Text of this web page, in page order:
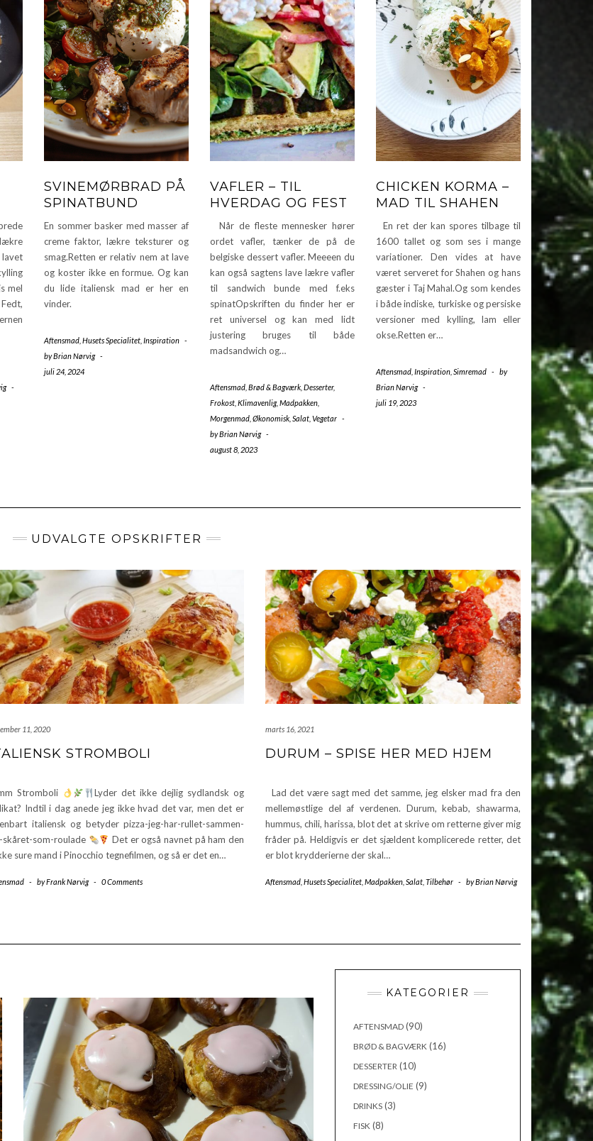
mel
-
SVINEMØRBRAD PÅ
SPINATBUND
En sommer basker med masser af
creme faktor, lækre teksturer og
smag.Retten er relativ nem at lave
og koster ikke en formue. Og kan
du lide italiensk mad er her en
vinder.
Aftensmad Husets Specialitet Inspiration -
byBrian Nørvig -
juli 24, 2024
VAFLER – TIL
HVERDAG OG FEST
Når de fleste mennesker hører
ordet vafler, tænker de på de
belgiske dessert vafler. Meeeen du
kan også sagtens lave lækre vafler
til sandwich bunde med f.eks
spinatOpskriften du finder her er
ret universel og kan med lidt
justering bruges til både
madsandwich og…
Aftensmad Brød & Bagværk Desserter,
Frokost Klimavenlig, Madpakken
Morgenmad Økonomisk Salat Vegetar -
byBrian Nørvig -
august 8, 2023
CHICKEN KORMA –
MAD TIL SHAHEN
En ret der kan spores tilbage til
1600 tallet og som ses i mange
variationer. Den vides at have
været serveret for Shahen og hans
gæster i Taj Mahal.Og som kendes
i både indiske, turkiske og persiske
versioner med kylling, lam eller
okse.Retten er…
Aftensmad Inspiration Simremad -
by
Brian Nørvig -
juli 19, 2023
UDVALGTE OPSKRIFTER
11, 2020
STROMBOLI
Stromboli
Lyder det ikke dejlig sydlandsk og
Indtil i dag anede jeg ikke hvad det var, men det er
italiensk og betyder pizza-jeg-har-rullet-sammen-
skåret-som-roulade
Det er også navnet på ham den
sure mand i Pinocchio tegnefilmen, og så er det en…
- byFrank Nørvig - 0 Comments
marts 16, 2021
DURUM – SPISE HER MED HJEM
Lad det være sagt med det samme, jeg elsker mad fra den
mellemøstlige del af verdenen. Durum, kebab, shawarma,
hummus, chili, harissa, blot det at skrive om retterne giver mig
fråder på. Heldigvis er det sjældent komplicerede retter, det
er blot krydderierne der skal…
Aftensmad Husets Specialitet Madpakken Salat Tilbehør - byBrian Nørvig
KATEGORIER
AFTENSMAD(90)
BRØD & BAGVÆRK(16)
DESSERTER(10)
DRESSING/OLIE (9)
DRINKS(3)
FISK(8)